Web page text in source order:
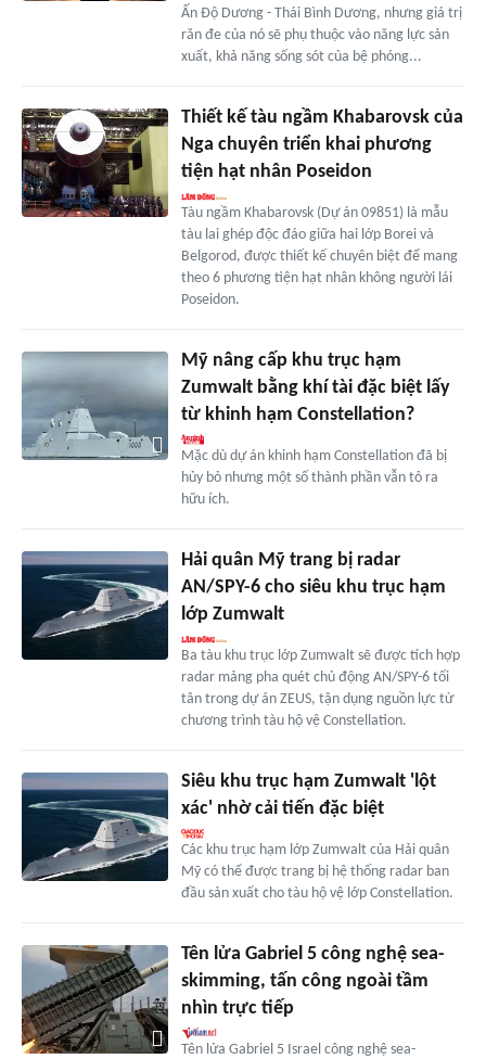
Ấn Độ Dương - Thái Bình Dương, nhưng giá trị
răn đe của nó sẽ phụ thuộc vào năng lực sản
xuất, khả năng sống sót của bệ phóng...
Thiết kế tàu ngầm Khabarovsk của
Nga chuyên triển khai phương
tiện hạt nhân Poseidon
Tàu ngầm Khabarovsk (Dự án 09851) là mẫu
tàu lai ghép độc đáo giữa hai lớp Borei và
Belgorod, được thiết kế chuyên biệt để mang
theo 6 phương tiện hạt nhân không người lái
Poseidon.
Mỹ nâng cấp khu trục hạm
Zumwalt bằng khí tài đặc biệt lấy
từ khinh hạm Constellation?
Mặc dù dự án khinh hạm Constellation đã bị
hủy bỏ nhưng một số thành phần vẫn tỏ ra
hữu ích.
Hải quân Mỹ trang bị radar
AN/SPY-6 cho siêu khu trục hạm
lớp Zumwalt
Ba tàu khu trục lớp Zumwalt sẽ được tích hợp
radar mảng pha quét chủ động AN/SPY-6 tối
tân trong dự án ZEUS, tận dụng nguồn lực từ
chương trình tàu hộ vệ Constellation.
Siêu khu trục hạm Zumwalt 'lột
xác' nhờ cải tiến đặc biệt
Các khu trục hạm lớp Zumwalt của Hải quân
Mỹ có thể được trang bị hệ thống radar ban
đầu sản xuất cho tàu hộ vệ lớp Constellation.
Tên lửa Gabriel 5 công nghệ sea-
skimming, tấn công ngoài tầm
nhìn trực tiếp
Tên lửa Gabriel 5 Israel công nghệ sea-